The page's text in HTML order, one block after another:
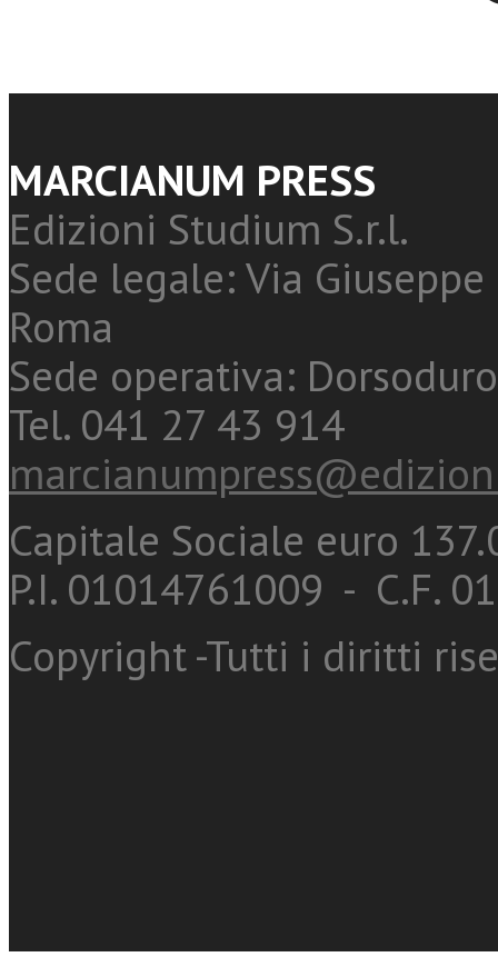
MARCIANUM PRESS
Edizioni Studium S.r.l.
Sede legale: Via
Roma
Sede operativa:
Tel. 041 27 43 914
Capitale Sociale euro
P.I. 01014761009 - C.F.
Copyright -Tutti i diritti